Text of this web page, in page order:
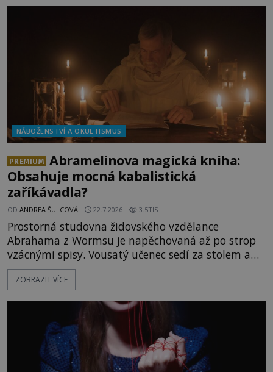
NÁBOŽENSTVÍ A OKULTISMUS
PREMIUM
Abramelinova magická kniha:
Obsahuje mocná kabalistická
zaříkávadla?
OD ANDREA ŠULCOVÁ 22.7.2026 3.5TIS
Prostorná studovna židovského vzdělance
Abrahama z Wormsu je napěchovaná až po strop
vzácnými spisy. Vousatý učenec sedí za stolem a
před sebou má rozložený jeden z nejzáhadnějších
magických textů. Jde o Abramelinův grimoár, který
kouzla, jak si někteří myslí, nebo jde o pouhou
pověru? Už šest měsíců pobývá
ZOBRAZIT VÍCE